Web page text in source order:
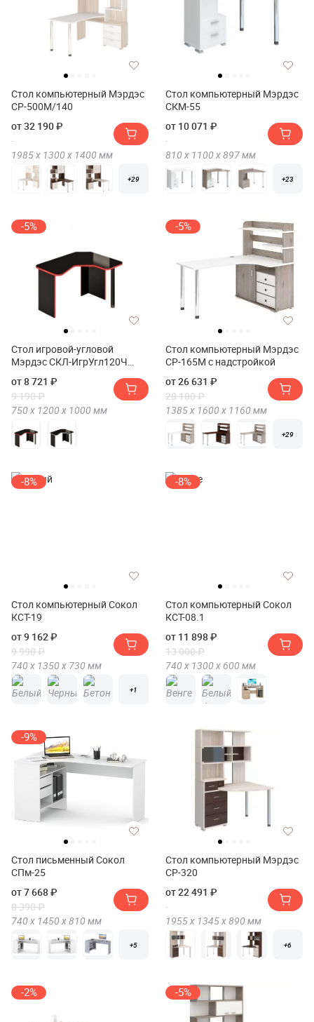
Стол компьютерный Мэрдэс
СР-500М/140
от 32 190 ₽
1985 х 1300 х 1400 мм
+29
Стол компьютерный Мэрдэс
СКМ-55
от 10 071 ₽
810 х 1100 х897мм
+23
-5%
Стол игровой-угловой
Мэрдэс СКЛ-ИгрУгл120Ч
от 8 721 ₽
9 190 ₽
750 х 1200 х 1000 мм
-5%
Стол компьютерный Мэрдэс
СР-165М с надстройкой
от 26 631 ₽
28 180 ₽
1385 х 1600 х 1160 мм
+29
-8%
Стол компьютерный Сокол
КСТ-19
от 9 162 ₽
9 990 ₽
740 х 1350 х 730 мм
+1
-8%
Стол компьютерный Сокол
КСТ-08.1
от 11 898 ₽
13 000 ₽
740 х 1300 х 600 мм
-9%
Стол письменный Сокол
СПм-25
от 7 668 ₽
8 390 ₽
740 х 1450 х810 мм
+5
Стол компьютерный Мэрдэс
СР-320
от 22 491 ₽
1955 х 1345 х890 мм
+6
-2% -5%